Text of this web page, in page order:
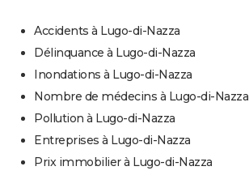
Accidents à Lugo-di-Nazza
Délinquance à Lugo-di-Nazza
Inondations à Lugo-di-Nazza
Nombre de médecins à Lugo-di-Nazza
Pollution à Lugo-di-Nazza
Entreprises à Lugo-di-Nazza
Prix immobilier à Lugo-di-Nazza